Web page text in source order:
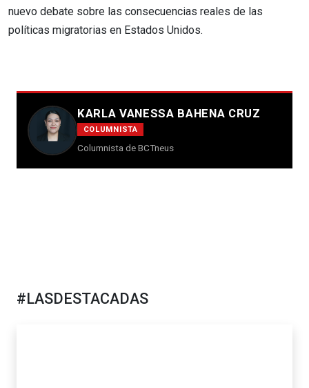
nuevo debate sobre las consecuencias reales de las
políticas migratorias en Estados Unidos.
KARLA VANESSA BAHENA CRUZ
COLUMNISTA
Columnista de BCTneus
#LASDESTACADAS